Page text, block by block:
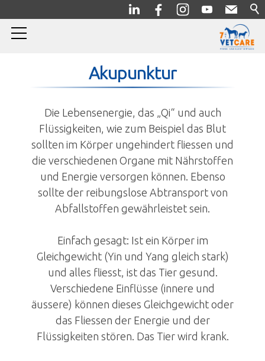
Allgemein/Prophylaxe
Innere Medizin
Orthopädie
Chirurgie
Diagnostik
Komplementärmedizin
Akupunktur
Physiotherapie
Homöopathie
Phytotherapie
Osteopathie
Akupunktur
Die Lebensenergie, das „Qi“ und auch
Flüssigkeiten, wie zum Beispiel das Blut
sollten im Körper ungehindert fliessen und
die verschiedenen Organe mit Nährstoffen
und Energie versorgen können. Ebenso
sollte der reibungslose Abtransport von
Abfallstoffen gewährleistet sein.
Einfach gesagt: Ist ein Körper im
Gleichgewicht (Yin und Yang gleich stark)
und alles fliesst, ist das Tier gesund.
Verschiedene Einflüsse (innere und
äussere) können dieses Gleichgewicht oder
das Fliessen der Energie und der
Flüssigkeiten stören. Das Tier wird krank.